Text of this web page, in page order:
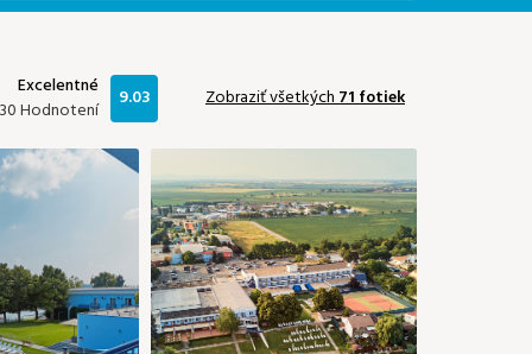
Prihlásiť sa
Ne
06
116 €
20
93 €
Po Ut St Št
01
127 € 133 €
05
159 €
06
159 €
07
113 €
08
201 € 133 €
12
113 €
13
113 €
14
113 €
15
127 € 150 €
19 20 21 22
2
Excelentné
Hodnotení
9.03 Zobraziť všetkých71 fotiek